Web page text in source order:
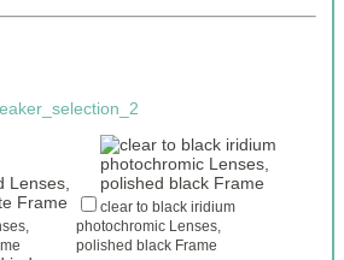
clear to black iridium
photochromic Lenses,
polished black Frame